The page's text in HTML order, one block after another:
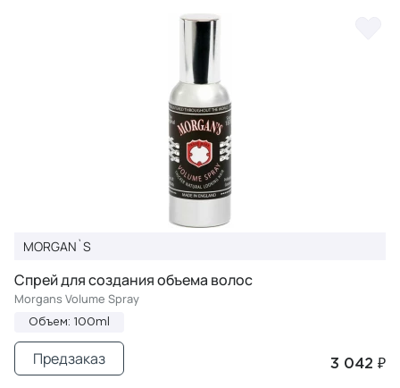
MORGAN`S
Спрей для создания объема волос
Morgans Volume Spray
Объем: 100ml
3 042 ₽
Предзаказ